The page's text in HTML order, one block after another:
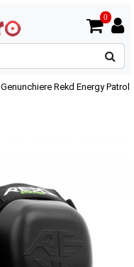
0
Genunchiere Rekd Energy Patrol